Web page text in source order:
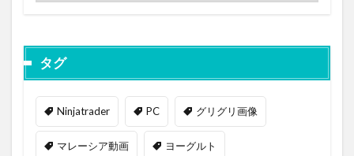
タグ
Ninjatrader PC グリグリ画像
マレーシア動画 ヨーグルト